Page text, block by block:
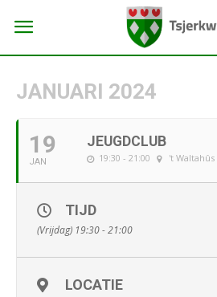
JANUARI 2024
19
JAN
JEUGDCLUB
19:30 - 21:00 't Waltahûs
TIJD
(Vrijdag) 19:30 - 21:00
LOCATIE